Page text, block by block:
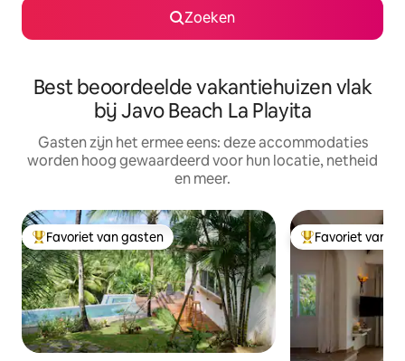
Zoeken
Best beoordeelde vakantiehuizen vlak
bij Javo Beach La Playita
Gasten zijn het ermee eens: deze accommodaties
worden hoog gewaardeerd voor hun locatie, netheid
en meer.
Topfavoriet van gasten
Favoriet van gasten Topfavoriet van
Favoriet van